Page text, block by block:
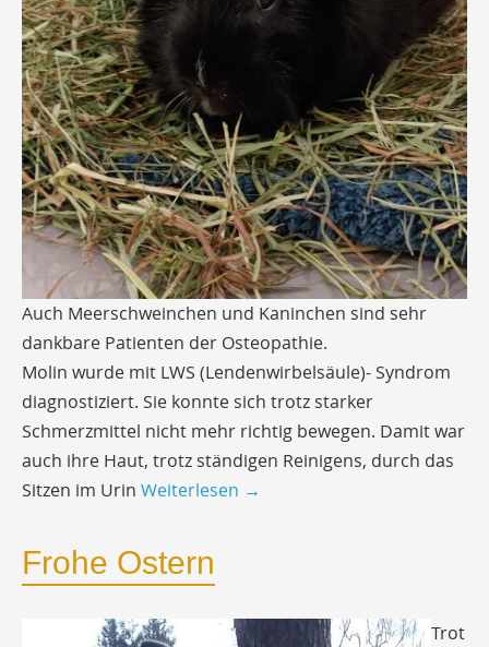
Auch Meerschweinchen und Kaninchen sind sehr
dankbare Patienten der Osteopathie.
Molin wurde mit LWS (Lendenwirbelsäule)- Syndrom
diagnostiziert. Sie konnte sich trotz starker
Schmerzmittel nicht mehr richtig bewegen. Damit war
auch ihre Haut, trotz ständigen Reinigens, durch das
Sitzen im Urin Weiterlesen →
Frohe Ostern
Trot